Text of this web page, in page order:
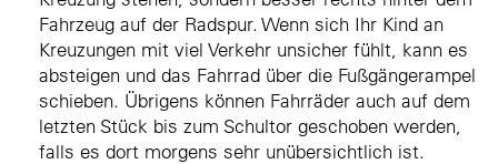
Fahrzeug auf der Radspur. Wenn sich Ihr Kind an
Kreuzungen mit viel Verkehr unsicher fühlt, kann es
absteigen und das Fahrrad über die Fußgängerampel
schieben. Übrigens können Fahrräder auch auf dem
letzten Stück bis zum Schultor geschoben werden,
falls es dort morgens sehr unübersichtlich ist.